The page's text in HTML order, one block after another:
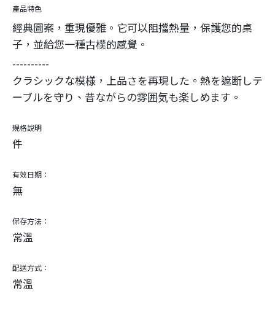
產品特色
經典圖案，重現優雅。它可以阻擋熱量，保護您的桌
子，並給您一種古樸的感覺。
----------
クラシックな模様，上品さを再現した。熱を遮断しテ
ーブルを守り、昔ながらの雰囲気も楽しめます。
規格說明
件
有效日期：
無
保存方法：
常溫
配送方式：
常溫